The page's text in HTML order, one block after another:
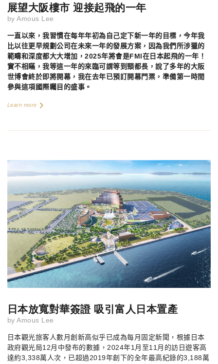
展望大阪樓市 迎接起飛的一年
by Amous Lee
一直以來，我習慣在每年年初為自己定下新一年的目標，今年我
比以往更早規劃公司在未來一年的發展方案，因為我們所涉獵的
範疇和深度都大大增加，2025年將會是FMI在日本起飛的一年！
實不相瞞，我等這一年的來臨可謂等到頸都長，說了多年的大阪
世博會終於即將開幕，我在去年已預訂開幕門票，準備第一時間
參與這項國際矚目的盛事。
Learn more
日本放寬對華簽證 吸引富人日本置產
by Amous Lee
日本觀光旅客人數月創新高似乎已成為每月固定新聞，根據日本
政府觀光局12月中發布的數據，2024年1月至11月的訪日遊客高
達約3,338萬人次，已超過2019年創下的全年最高紀錄的3,188萬